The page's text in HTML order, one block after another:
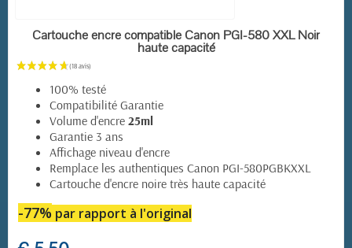
EN STOCK
Cartouche encre compatible Canon PGI-580 XXL Noir
haute capacité
100% testé
Compatibilité Garantie
Volume d'encre 25ml
Garantie 3 ans
Affichage niveau d'encre
Remplace les authentiques Canon PGI-580PGBKXXL
Cartouche d'encre noire très haute capacité
-77% par rapport à l'original